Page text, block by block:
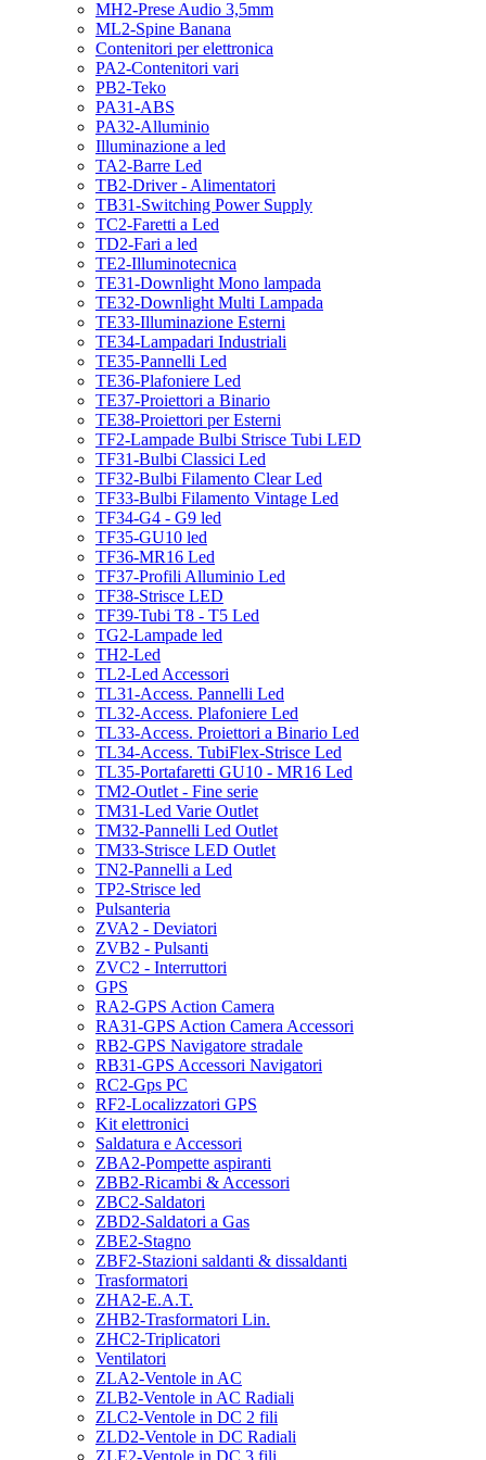
MH2-Prese Audio 3,5mm
ML2-Spine Banana
Contenitori per elettronica
PA2-Contenitori vari
PB2-Teko
PA31-ABS
PA32-Alluminio
Illuminazione a led
TA2-Barre Led
TB2-Driver - Alimentatori
TB31-Switching Power Supply
TC2-Faretti a Led
TD2-Fari a led
TE2-Illuminotecnica
TE31-Downlight Mono lampada
TE32-Downlight Multi Lampada
TE33-Illuminazione Esterni
TE34-Lampadari Industriali
TE35-Pannelli Led
TE36-Plafoniere Led
TE37-Proiettori a Binario
TE38-Proiettori per Esterni
TF2-Lampade Bulbi Strisce Tubi LED
TF31-Bulbi Classici Led
TF32-Bulbi Filamento Clear Led
TF33-Bulbi Filamento Vintage Led
TF34-G4 - G9 led
TF35-GU10 led
TF36-MR16 Led
TF37-Profili Alluminio Led
TF38-Strisce LED
TF39-Tubi T8 - T5 Led
TG2-Lampade led
TH2-Led
TL2-Led Accessori
TL31-Access. Pannelli Led
TL32-Access. Plafoniere Led
TL33-Access. Proiettori a Binario Led
TL34-Access. TubiFlex-Strisce Led
TL35-Portafaretti GU10 - MR16 Led
TM2-Outlet - Fine serie
TM31-Led Varie Outlet
TM32-Pannelli Led Outlet
TM33-Strisce LED Outlet
TN2-Pannelli a Led
TP2-Strisce led
Pulsanteria
ZVA2 - Deviatori
ZVB2 - Pulsanti
ZVC2 - Interruttori
GPS
RA2-GPS Action Camera
RA31-GPS Action Camera Accessori
RB2-GPS Navigatore stradale
RB31-GPS Accessori Navigatori
RC2-Gps PC
RF2-Localizzatori GPS
Kit elettronici
Saldatura e Accessori
ZBA2-Pompette aspiranti
ZBB2-Ricambi & Accessori
ZBC2-Saldatori
ZBD2-Saldatori a Gas
ZBE2-Stagno
ZBF2-Stazioni saldanti & dissaldanti
Trasformatori
ZHA2-E.A.T.
ZHB2-Trasformatori Lin.
ZHC2-Triplicatori
Ventilatori
ZLA2-Ventole in AC
ZLB2-Ventole in AC Radiali
ZLC2-Ventole in DC 2 fili
ZLD2-Ventole in DC Radiali
ZLE2-Ventole in DC 3 fili